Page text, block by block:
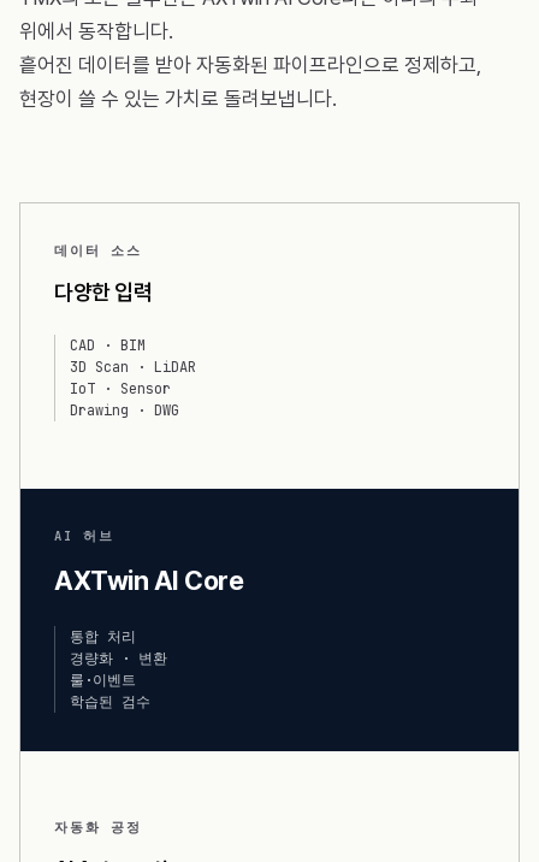
위에서 동작합니다.
흩어진 데이터를 받아 자동화된 파이프라인으로 정제하고,
현장이 쓸 수 있는 가치로 돌려보냅니다.
데이터 소스
다양한 입력
CAD · BIM
3D Scan · LiDAR
IoT · Sensor
Drawing · DWG
AI 허브
AXTwin AI Core
통합 처리
경량화 · 변환
룰·이벤트
학습된 검수
자동화 공정